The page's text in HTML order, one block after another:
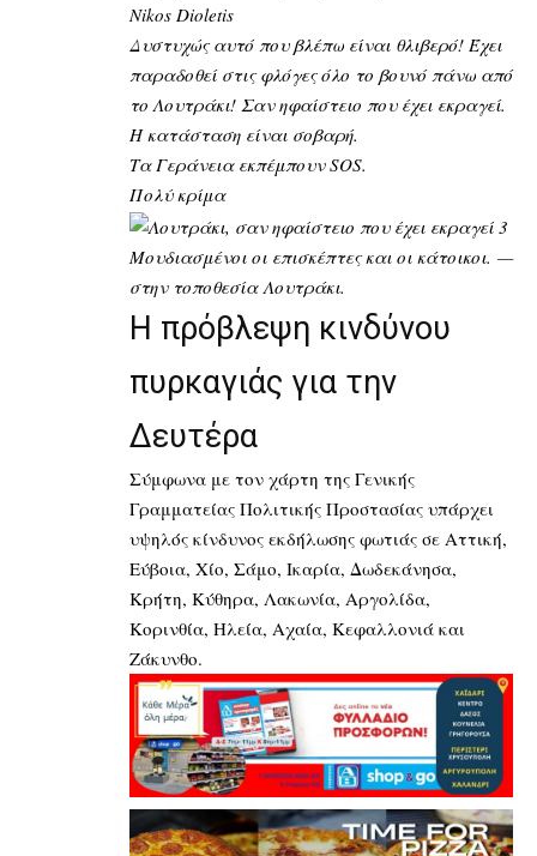
Nikos Dioletis
Δυστυχώς αυτό που βλέπω είναι θλιβερό! Έχει
παραδοθεί στις φλόγες όλο το βουνό πάνω από
το Λουτράκι! Σαν ηφαίστειο που έχει εκραγεί.
Η κατάσταση είναι σοβαρή.
Τα Γεράνεια εκπέμπουν SOS.
Πολύ κρίμα
Μουδιασμένοι οι επισκέπτες και οι κάτοικοι. —
στην τοποθεσίαΛουτράκι.
Η πρόβλεψη κινδύνου
πυρκαγιάς για την
Δευτέρα
Σύμφωνα με τον χάρτη της Γενικής
Γραμματείας Πολιτικής Προστασίας υπάρχει
υψηλός κίνδυνος εκδήλωσης φωτιάς σε Αττική,
Εύβοια, Χίο, Σάμο, Ικαρία, Δωδεκάνησα,
Κρήτη, Κύθηρα, Λακωνία, Αργολίδα,
Κορινθία, Ηλεία, Αχαία, Κεφαλλονιά και
Ζάκυνθο.